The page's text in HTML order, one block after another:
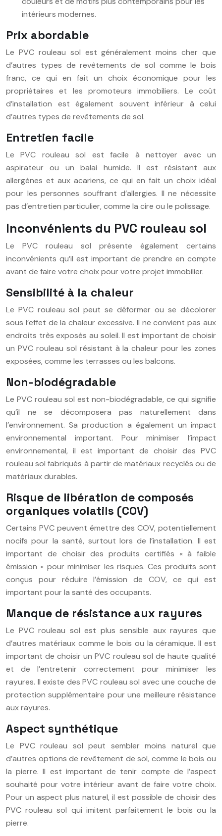
intérieurs modernes.
Prix abordable
Le PVC rouleau sol est généralement moins cher que
d’autres types de revêtements de sol comme le bois
franc, ce qui en fait un choix économique pour les
propriétaires et les promoteurs immobiliers. Le coût
d’installation est également souvent inférieur à celui
d’autres types de revêtements de sol.
Entretien facile
Le PVC rouleau sol est facile à nettoyer avec un
aspirateur ou un balai humide. Il est résistant aux
allergènes et aux acariens, ce qui en fait un choix idéal
pour les personnes souffrant d’allergies. Il ne nécessite
pas d’entretien particulier, comme la cire ou le polissage.
Inconvénients du PVC rouleau sol
Le PVC rouleau sol présente également certains
inconvénients qu’il est important de prendre en compte
avant de faire votre choix pour votre projet immobilier.
Sensibilité à la chaleur
Le PVC rouleau sol peut se déformer ou se décolorer
sous l’effet de la chaleur excessive. Il ne convient pas aux
endroits très exposés au soleil. Il est important de choisir
un PVC rouleau sol résistant à la chaleur pour les zones
exposées, comme les terrasses ou les balcons.
Non-biodégradable
Le PVC rouleau sol est non-biodégradable, ce qui signifie
qu’il ne se décomposera pas naturellement dans
l’environnement. Sa production a également un impact
environnemental important. Pour minimiser l’impact
environnemental, il est important de choisir des PVC
rouleau sol fabriqués à partir de matériaux recyclés ou de
matériaux durables.
Risque de libération de composés
organiques volatils (COV)
Certains PVC peuvent émettre des COV, potentiellement
nocifs pour la santé, surtout lors de l’installation. Il est
important de choisir des produits certifiés « à faible
émission » pour minimiser les risques. Ces produits sont
conçus pour réduire l’émission de COV, ce qui est
important pour la santé des occupants.
Manque de résistance aux rayures
Le PVC rouleau sol est plus sensible aux rayures que
d’autres matériaux comme le bois ou la céramique. Il est
important de choisir un PVC rouleau sol de haute qualité
et de l’entretenir correctement pour minimiser les
rayures. Il existe des PVC rouleau sol avec une couche de
protection supplémentaire pour une meilleure résistance
aux rayures.
Aspect synthétique
Le PVC rouleau sol peut sembler moins naturel que
d’autres options de revêtement de sol, comme le bois ou
la pierre. Il est important de tenir compte de l’aspect
souhaité pour votre intérieur avant de faire votre choix.
Pour un aspect plus naturel, il est possible de choisir des
PVC rouleau sol qui imitent parfaitement le bois ou la
pierre.